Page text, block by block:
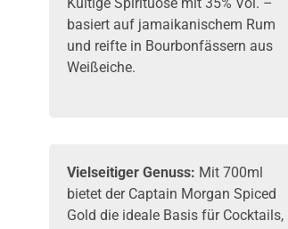
basiert auf jamaikanischem Rum
und reifte in Bourbonfässern aus
Weißeiche.
Vielseitiger Genuss: Mit 700ml
bietet der Captain Morgan Spiced
Gold die ideale Basis für Cocktails,